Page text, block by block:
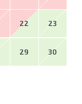
22 23
29 30